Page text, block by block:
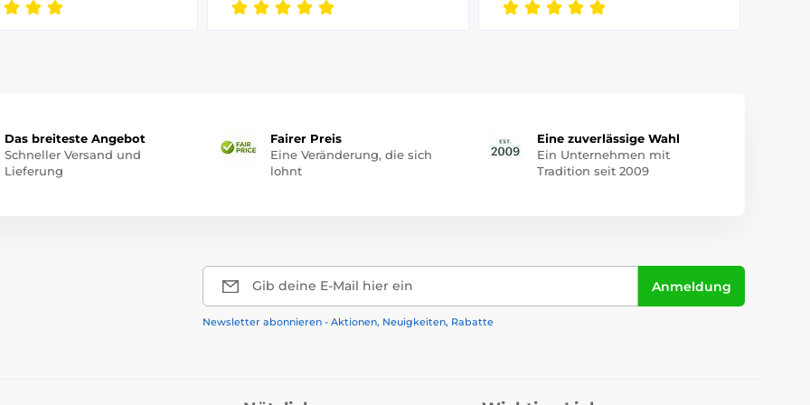
Das breiteste Angebot
Schneller Versand und
Lieferung
Fairer Preis
Eine Veränderung, die sich
lohnt
Eine zuverlässige Wahl
Ein Unternehmen mit
Tradition seit 2009
Gib deine E-Mail hier ein Anmeldung
Newsletter abonnieren - Aktionen, Neuigkeiten, Rabatte